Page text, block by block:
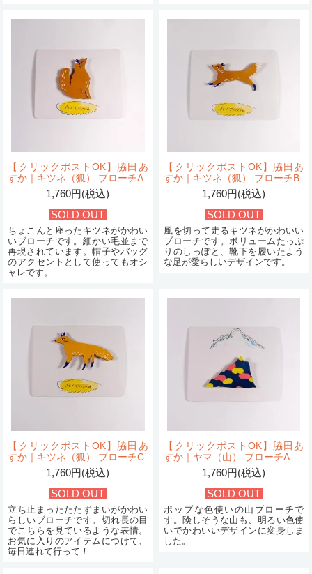
【クリックポストOK】脇田あ
すか｜キツネ（狐） ブローチA
1,760円(税込)
SOLD OUT
ちょこんと座ったキツネがかわい
いブローチです。細かい毛並まで
再現されています。帽子やバッグ
のアクセントとして使ってもオシ
ャレです。
【クリックポストOK】脇田あ
すか｜キツネ（狐） ブローチB
1,760円(税込)
SOLD OUT
風を切って走るキツネがかわいい
ブローチです。ボリュームたっぷ
りのしっぽと、靴下を履いたよう
な足が愛らしいデザインです。
【クリックポストOK】脇田あ
すか｜キツネ（狐） ブローチC
1,760円(税込)
SOLD OUT
立ち止まったたたずまいがかわい
らしいブローチです。切れ長の目
でこちらを見ているような表情。
お気に入りのアイテムにつけて、
毎日連れて行って！
【クリックポストOK】脇田あ
すか｜ヤマ（山） ブローチA
1,760円(税込)
SOLD OUT
ポップな色使いの山ブローチで
す。険しそうな山も、明るい色使
いでかわいいデザインに変身しま
した。